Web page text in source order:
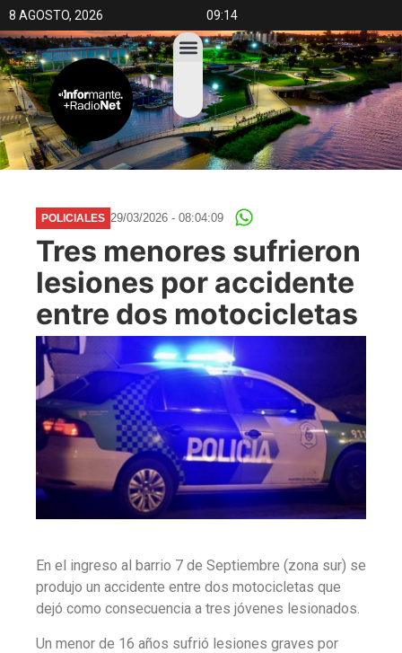
8 AGOSTO, 2026 09:14
POLICIALES 29/03/2026 - 08:04:09
Tres menores sufrieron
lesiones por accidente
entre dos motocicletas
En el ingreso al barrio 7 de Septiembre (zona sur) se
produjo un accidente entre dos motocicletas que
dejó como consecuencia a tres jóvenes lesionados.
Un menor de 16 años sufrió lesiones graves por